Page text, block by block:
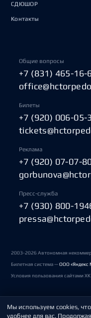
СДЮШОР
Контакты
Общие вопросы
+7 (831) 465-16-
Билеты
+7 (920) 006-05-
Реклама
+7 (920) 07-07-
Пресс-служба
+7 (930) 800-
2003-2026 Автономная
Билетная система —ООО «Яндекс
Условия пользования сайтами ХК
Политика обработки
Мы используем cookies,
удобнее для вас.